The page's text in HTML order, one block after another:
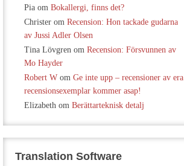
Pia om Bokallergi, finns det?
Christer om Recension: Hon tackade gudarna
av Jussi Adler Olsen
Tina Lövgren om Recension: Försvunnen av
Mo Hayder
Robert W om Ge inte upp – recensioner av era
recensionsexemplar kommer asap!
Elizabeth om Berättarteknisk detalj
Translation Software